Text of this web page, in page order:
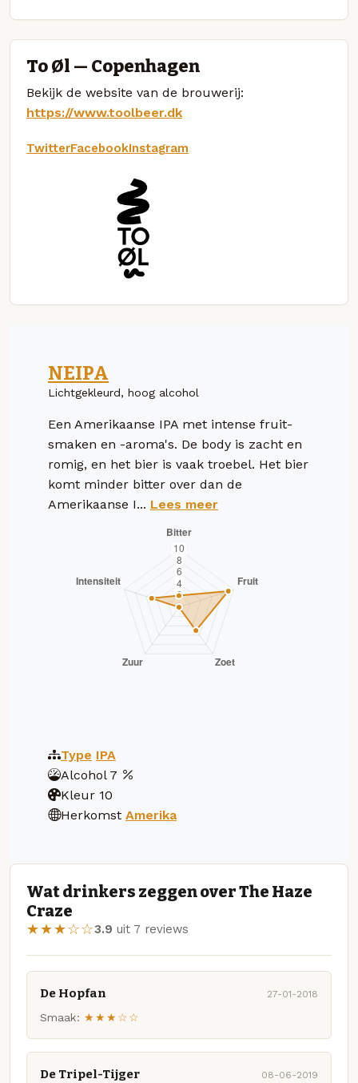
To Øl — Copenhagen
Bekijk de website van de brouwerij:
https://www.toolbeer.dk
TwitterFacebookInstagram
NEIPA
Lichtgekleurd, hoog alcohol
Een Amerikaanse IPA met intense fruit-
smaken en -aroma's. De body is zacht en
romig, en het bier is vaak troebel. Het bier
komt minder bitter over dan de
Amerikaanse I... Lees meer
Type IPA
Alcohol 7
Kleur 10
Herkomst Amerika
Wat drinkers zeggen over The Haze
Craze
★★★☆☆3.9 uit 7 reviews
De Hopfan 27-01-2018
Smaak: ★★★☆☆
De Tripel-Tijger 08-06-2019